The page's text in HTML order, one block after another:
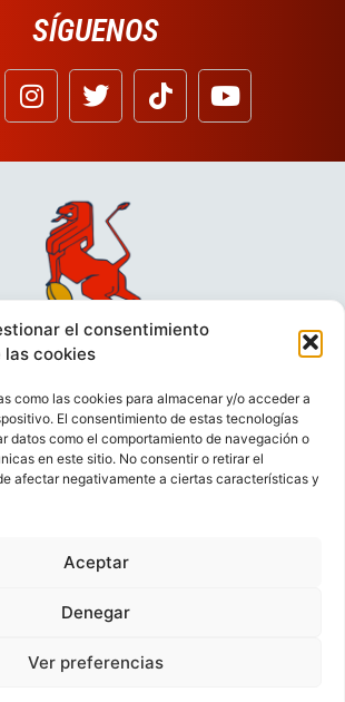
el consentimiento
las cookies
como las cookies para almacenar y/o acceder a
El consentimiento de estas tecnologías
datos como el comportamiento de navegación o
en este sitio. No consentir o retirar el
afectar negativamente a ciertas características y
Aceptar
Denegar
Ver preferencias
SÍGUENOS
POLÍTICA DE PRIVACIDAD
CONTACTO
ESPAÑOLA DE RUGBY 2023.